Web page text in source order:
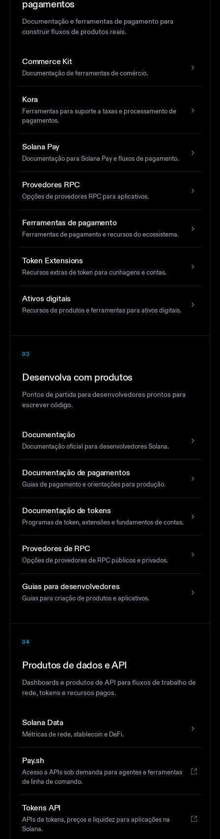
pagamentos
Documentação e ferramentas de pagamento para
construir fluxos de produtos reais.
Commerce Kit
Documentação de ferramentas de comércio.
Kora
Ferramentas para suporte a taxas e processamento de
pagamentos.
Solana Pay
Documentação para Solana Pay e fluxos de pagamento.
Provedores RPC
Opções de provedores RPC para aplicativos.
Ferramentas de pagamento
Ferramentas de pagamento e recursos do ecossistema.
Token Extensions
Recursos extras de token para cunhagens e contas.
Ativos digitais
Recursos de produtos e ferramentas para ativos digitais.
03
Desenvolva com produtos
Pontos de partida para desenvolvedores prontos para
escrever código.
Documentação
Documentação oficial para desenvolvedores Solana.
Documentação de pagamentos
Guias de pagamento e orientações para produção.
Documentação de tokens
Programas de token, extensões e fundamentos de contas.
Provedores de RPC
Opções de provedores de RPC públicos e privados.
Guias para desenvolvedores
Guias para criação de produtos e aplicativos.
04
Produtos de dados e API
Dashboards e produtos de API para fluxos de trabalho de
rede, tokens e recursos pagos.
Solana Data
Métricas de rede, stablecoin e DeFi.
Pay.sh
Acesso a APIs sob demanda para agentes e ferramentas
de linha de comando.
Tokens API
APIs de tokens, preços e liquidez para aplicações na
Solana.